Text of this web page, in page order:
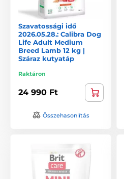
Szavatossági idő
2026.05.28.: Calibra Dog
Life Adult Medium
Breed Lamb 12 kg |
Száraz kutyatáp
Raktáron
24 990 Ft
Összehasonlítás